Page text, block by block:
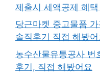
제출시 세액공제 혜
당근마켓 중고물품
솔직후기 직접 해봤어
농수산물유통공사 번
후기, 직접 해봤어요